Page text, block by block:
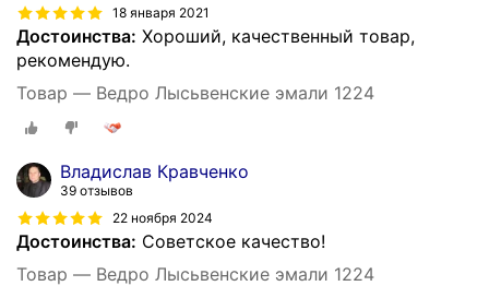
18 января 2021
Достоинства: Хороший, качественный товар,
рекомендую.
Товар — Ведро Лысьвенские эмали 1224
Владислав Кравченко
39 отзывов
22 ноября 2024
Достоинства: Советское качество!
Товар — Ведро Лысьвенские эмали 1224